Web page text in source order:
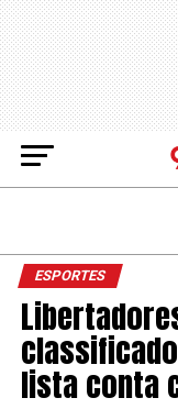
ESPORTES
lista conta